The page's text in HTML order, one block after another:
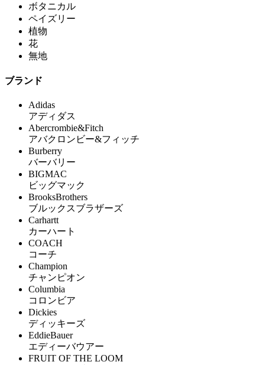
ボタニカル
ペイズリー
植物
花
無地
ブランド
Adidas
アディダス
Abercrombie&Fitch
アバクロンビー&フィッチ
Burberry
バーバリー
BIGMAC
ビッグマック
BrooksBrothers
ブルックスブラザーズ
Carhartt
カーハート
COACH
コーチ
Champion
チャンピオン
Columbia
コロンビア
Dickies
ディッキーズ
EddieBauer
エディーバウアー
FRUIT OF THE LOOM